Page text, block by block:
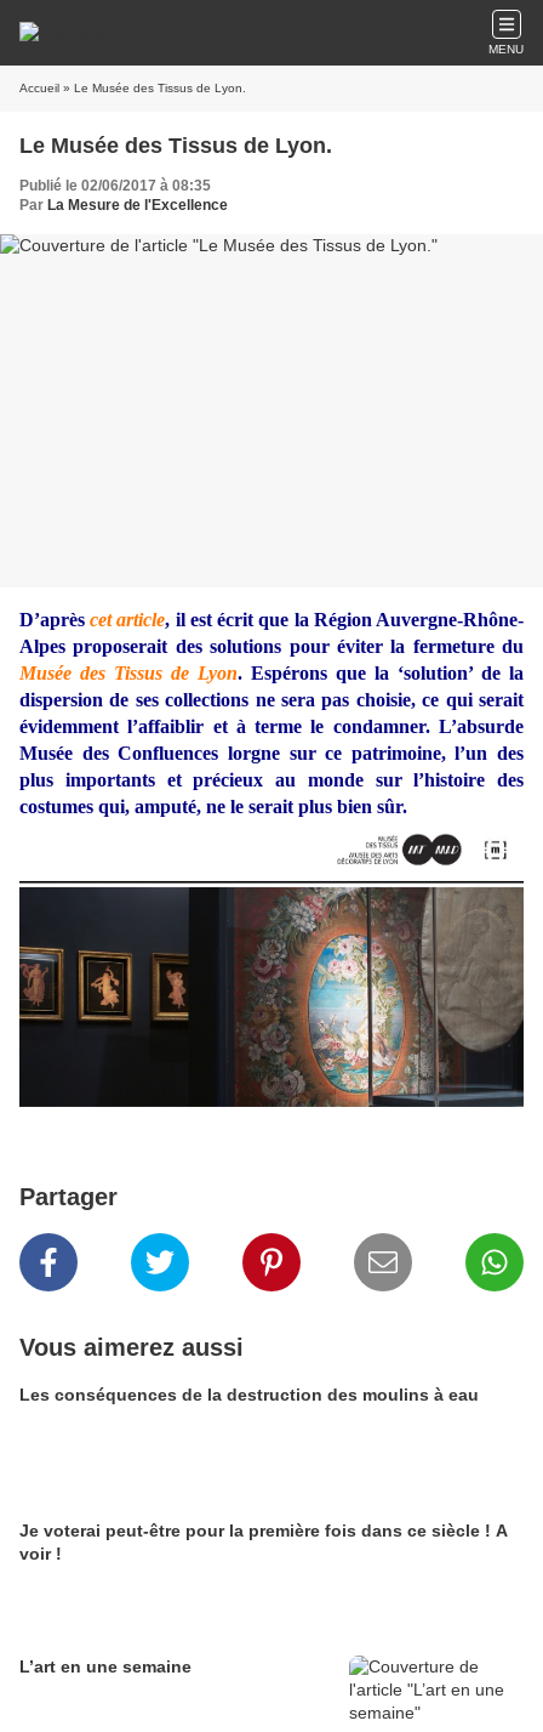
MENU
Accueil » Le Musée des Tissus de Lyon.
Le Musée des Tissus de Lyon.
Publié le 02/06/2017 à 08:35
Par La Mesure de l'Excellence
D’aprèscet article, il est écrit que la Région Auvergne-Rhône-
Alpes proposerait des solutions pour éviter la fermeture du
Musée des Tissus de Lyon. Espérons que la ‘solution’ de la
dispersion de ses collections ne sera pas choisie, ce qui serait
évidemment l’affaiblir et à terme le condamner. L’absurde
Musée des Confluences lorgne sur ce patrimoine, l’un des
plus importants et précieux au monde sur l’histoire des
costumes qui, amputé, ne le serait plus bien sûr.
Partager
Vous aimerez aussi
Les conséquences de la destruction des moulins à eau
Je voterai peut-être pour la première fois dans ce siècle ! A
voir !
L’art en une semaine